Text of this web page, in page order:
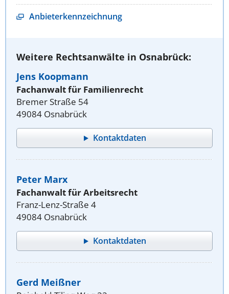
Anbieterkennzeichnung
Weitere Rechtsanwälte in Osnabrück:
Jens Koopmann
Fachanwalt für Familienrecht
Bremer Straße 54
49084 Osnabrück
Kontaktdaten
Peter Marx
Fachanwalt für Arbeitsrecht
Franz-Lenz-Straße 4
49084 Osnabrück
Kontaktdaten
Gerd Meißner